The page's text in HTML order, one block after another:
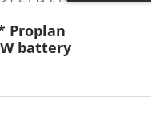
Proplan
battery